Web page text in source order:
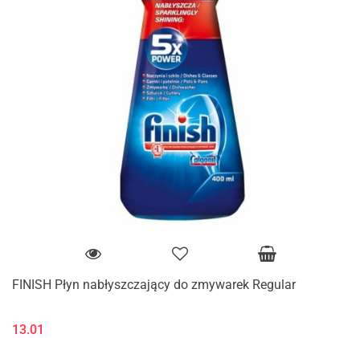
FINISH Płyn nabłyszczający do zmywarek Regular
13.01